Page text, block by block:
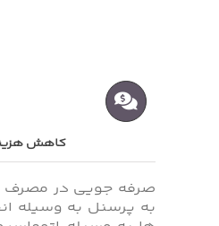
کاهش
صرفه جویی در مصرف
به پرسنل به وسیله